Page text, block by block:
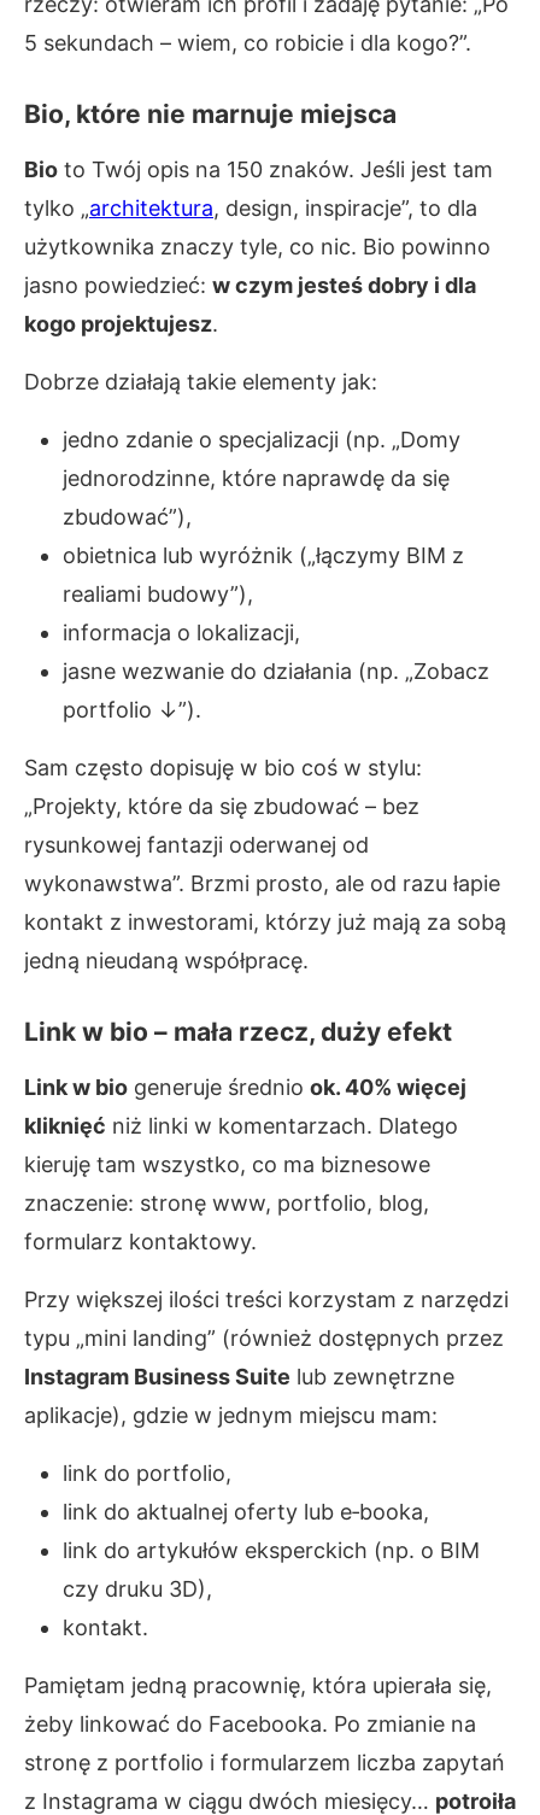
5 sekundach – wiem, co robicie i dla kogo?”.
Bio, które nie marnuje miejsca
Bio to Twój opis na 150 znaków. Jeśli jest tam
tylko „architektura, design, inspiracje”, to dla
użytkownika znaczy tyle, co nic. Bio powinno
jasno powiedzieć: w czym jesteś dobry i dla
kogo projektujesz.
Dobrze działają takie elementy jak:
jedno zdanie o specjalizacji (np. „Domy
jednorodzinne, które naprawdę da się
zbudować”),
obietnica lub wyróżnik („łączymy BIM z
realiami budowy”),
informacja o lokalizacji,
jasne wezwanie do działania (np. „Zobacz
portfolio ↓”).
Sam często dopisuję w bio coś w stylu:
„Projekty, które da się zbudować – bez
rysunkowej fantazji oderwanej od
wykonawstwa”. Brzmi prosto, ale od razu łapie
kontakt z inwestorami, którzy już mają za sobą
jedną nieudaną współpracę.
Link w bio – mała rzecz, duży efekt
Link w bio generuje średnio ok. 40% więcej
kliknięć niż linki w komentarzach. Dlatego
kieruję tam wszystko, co ma biznesowe
znaczenie: stronę www, portfolio, blog,
formularz kontaktowy.
Przy większej ilości treści korzystam z narzędzi
typu „mini landing” (również dostępnych przez
Instagram Business Suite lub zewnętrzne
aplikacje), gdzie w jednym miejscu mam:
link do portfolio,
link do aktualnej oferty lub e‑booka,
link do artykułów eksperckich (np. o BIM
czy druku 3D),
kontakt.
Pamiętam jedną pracownię, która upierała się,
żeby linkować do Facebooka. Po zmianie na
stronę z portfolio i formularzem liczba zapytań
z Instagrama w ciągu dwóch miesięcy… potroiła